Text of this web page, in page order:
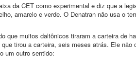
da CET como experimental e diz que a
amarelo e verde. O Denatran não usa o
que muitos daltônicos tiraram a carteira de
tirou a carteira, seis meses atrás. Ele
um outro sentido: